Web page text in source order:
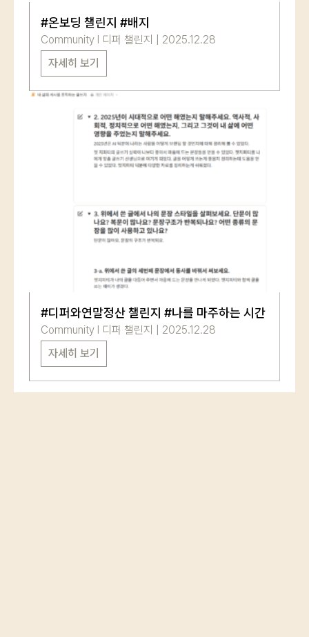
#온보딩 챌린지 #배지
Community l 디퍼 챌린지
2025.12.28
자세히 보기
#디퍼와연말정산 챌린지 #나를 마주하는 시간
Community 디퍼 챌린지
2025.12.28
자세히 보기